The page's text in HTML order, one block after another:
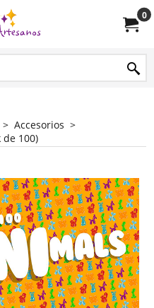
0
> Accesorios >
100)